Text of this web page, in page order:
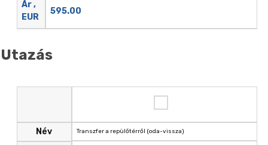
Ár ,
EUR
595.00
Utazás
Név Transzfer a repülőtérről (oda-vissza)